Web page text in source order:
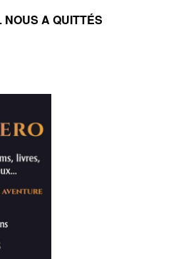
A QUITTÉS